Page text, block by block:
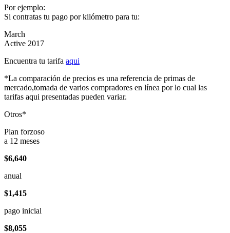
Por ejemplo:
Si contratas tu pago por kilómetro para tu:
March
Active 2017
Encuentra tu tarifa aqui
*La comparación de precios es una referencia de primas de
mercado,tomada de varios compradores en línea por lo cual las
tarifas aqui presentadas pueden variar.
Otros*
Plan forzoso
a 12 meses
$6,640
anual
$1,415
pago inicial
$8,055